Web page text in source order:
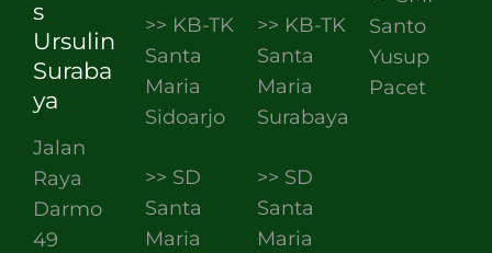
s
Ursulin
Suraba
ya
Jalan
Raya
Darmo
49
>> KB-TK
Santa
Maria
Sidoarjo
>> SD
Santa
Maria
>> KB-TK
Santa
Maria
Surabaya
>> SD
Santa
Maria
Santo
Yusup
Pacet